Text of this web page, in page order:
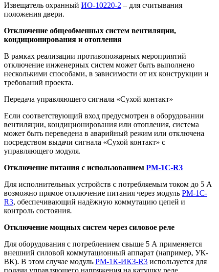
Извещатель охранный ИО-10220-2 – для считывания
положения двери.
Отключение общеобменных систем вентиляции,
кондиционирования и отопления
В рамках реализации противопожарных мероприятий
отключение инженерных систем может быть выполнено
несколькими способами, в зависимости от их конструкции и
требований проекта.
Передача управляющего сигнала «Сухой контакт»
Если соответствующий вход предусмотрен в оборудовании
вентиляции, кондиционирования или отопления, система
может быть переведена в аварийный режим или отключена
посредством выдачи сигнала «Сухой контакт» с
управляющего модуля.
Отключение питания с использованием РМ-1С-R3
Для исполнительных устройств с потребляемым током до 5 А
возможно прямое отключение питания через модуль РМ-1С-
R3, обеспечивающий надёжную коммутацию цепей и
контроль состояния.
Отключение мощных систем через силовое реле
Для оборудования с потреблением свыше 5 А применяется
внешний силовой коммутационный аппарат (например, УК-
ВК). В этом случае модуль РМ-1К-ИКЗ-R3 используется для